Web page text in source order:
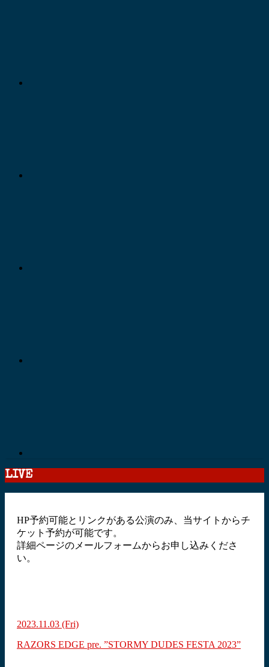
LIVE
HP予約可能とリンクがある公演のみ、当サイトからチ
ケット予約が可能です。
詳細ページのメールフォームからお申し込みくださ
い。
2023.11.03 (Fri)
RAZORS EDGE pre. ”STORMY DUDES FESTA 2023”